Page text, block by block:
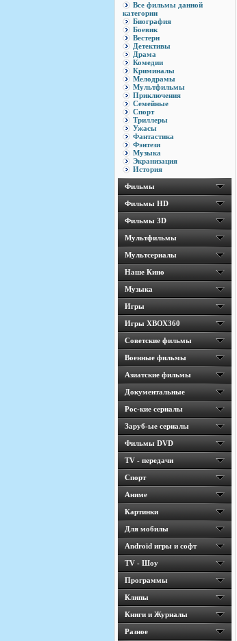
Все фильмы данной
категории
Биография
Боевик
Вестерн
Детективы
Драма
Комедии
Криминалы
Мелодрамы
Мультфильмы
Приключения
Семейные
Спорт
Триллеры
Ужасы
Фантастика
Фэнтези
Музыка
Экранизация
История
Фильмы
Фильмы HD
Фильмы 3D
Мультфильмы
Мультсериалы
Наше Кино
Музыка
Игры
Игры ХВОХ360
Cоветские фильмы
Военные фильмы
Азиатские фильмы
Документальные
Рос-кие сериалы
Заруб-ые сериалы
Фильмы DVD
TV - передачи
Спорт
Аниме
Картинки
Для мобилы
Android игры и софт
TV - Шоу
Программы
Клипы
Книги и Журналы
Разное